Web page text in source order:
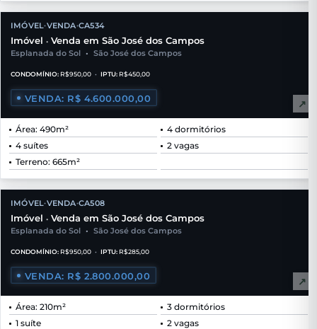
IMÓVEL•VENDA•CA534
Imóvel • Venda em São José dos Campos
Esplanada do Sol • São José dos Campos
CONDOMÍNIO: R$950,00 • IPTU: R$450,00
VENDA: R$ 4.600.000,00 ↗
Área: 490m²
4 dormitórios
4 suítes
2 vagas
Terreno: 665m²
IMÓVEL•VENDA•CA508
Imóvel • Venda em São José dos Campos
Esplanada do Sol • São José dos Campos
CONDOMÍNIO: R$950,00 • IPTU: R$285,00
VENDA: R$ 2.800.000,00 ↗
Área: 210m²
3 dormitórios
1 suíte
2 vagas